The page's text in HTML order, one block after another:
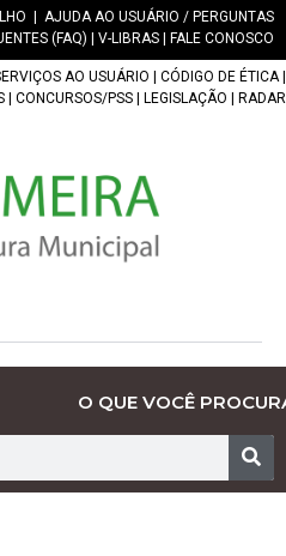
AJUDA AO USUÁRIO / PERGUNTAS
(FAQ)
V-LIBRAS FALE CONOSCO
AO USUÁRIO CÓDIGO DE ÉTICA|
CONCURSOS/PSS LEGISLAÇÃO RADAR
O QUE VOCÊ